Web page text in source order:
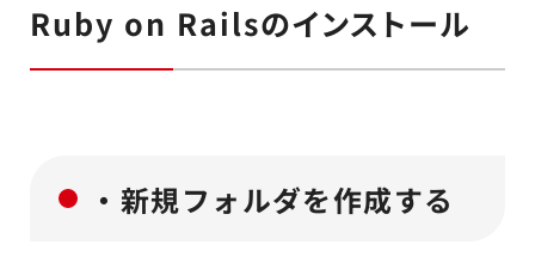
Ruby on Railsのインストール
・新規フォルダを作成する